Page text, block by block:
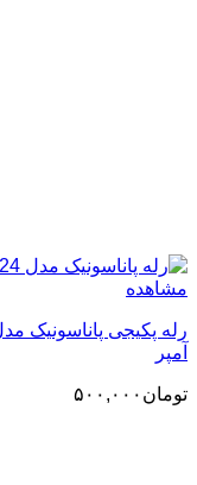
مشاهده
آمپر
تومان ۵۰۰,۰۰۰